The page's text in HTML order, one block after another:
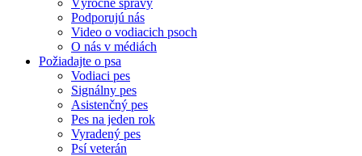
Výročné správy
Podporujú nás
Video o vodiacich psoch
O nás v médiách
Požiadajte o psa
Vodiaci pes
Signálny pes
Asistenčný pes
Pes na jeden rok
Vyradený pes
Psí veterán